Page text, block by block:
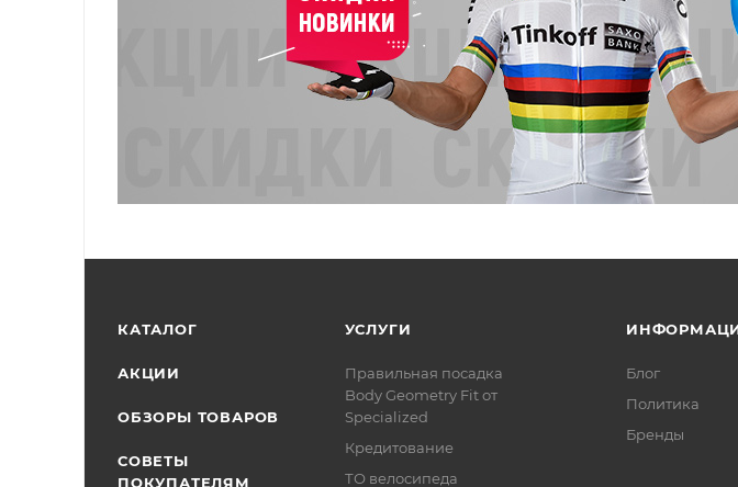
КАТАЛОГ
АКЦИИ
ОБЗОРЫ ТОВАРОВ
СОВЕТЫ
ПОКУПАТЕЛЯМ
УСЛУГИ
Правильная посадка
Body Geometry Fit от
Specialized
Кредитование
ТО велосипеда
Блог
Политика
Бренды